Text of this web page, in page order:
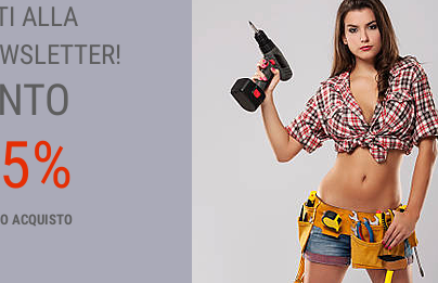
E AGRICOLTURA COLORI E VERNICI TEMPO
ALLA
ACQUISTO